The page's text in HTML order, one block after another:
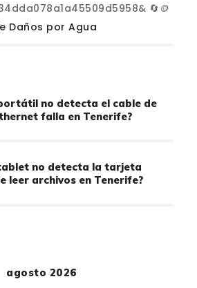
🔄🪙
Daños por Agua
no detecta el cable de
falla en Tenerife?
no detecta la tarjeta
leer archivos en Tenerife?
agosto 2026